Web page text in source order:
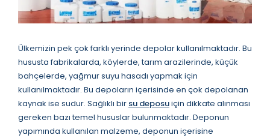
Ülkemizin pek çok farklı yerinde depolar kullanılmaktadır. Bu
hususta fabrikalarda, köylerde, tarım arazilerinde, küçük
bahçelerde, yağmur suyu hasadı yapmak için
kullanılmaktadır. Bu depoların içerisinde en çok depolanan
kaynak ise sudur. Sağlıklı bir su deposuiçin dikkate alınması
gereken bazı temel hususlar bulunmaktadır. Deponun
yapımında kullanılan malzeme, deponun içerisine